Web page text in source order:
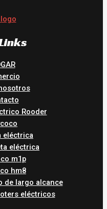
Rooder
eléctrica
eléctrica
m1p
hm8
de largo alcance
eléctricos